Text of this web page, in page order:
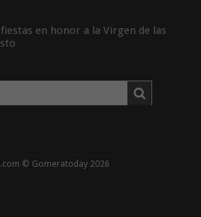
en honor a la Virgen de las
© Gomeratoday 2026